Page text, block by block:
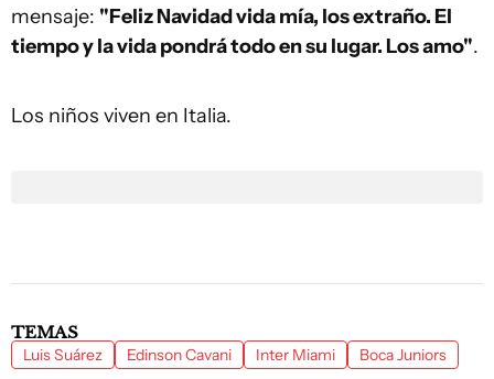
mensaje: "Feliz Navidad vida mía, los extraño. El
tiempo y la vida pondrá todo en su lugar. Los amo".
Los niños viven en Italia.
TEMAS
Luis Suárez Edinson Cavani Inter Miami Boca Juniors